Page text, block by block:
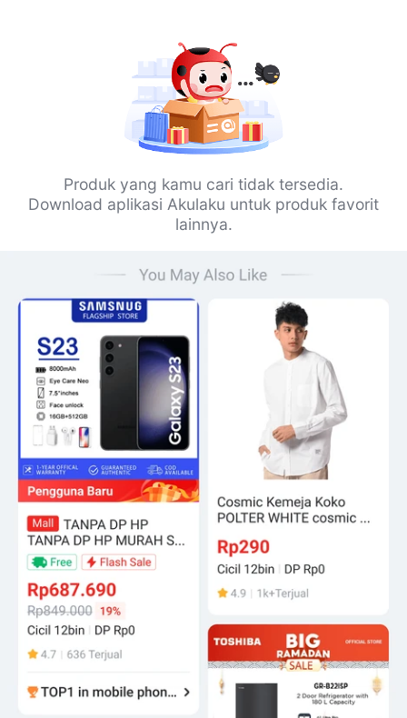
Produk yang kamu cari tidak tersedia.
Download aplikasi Akulaku untuk produk favorit
lainnya.